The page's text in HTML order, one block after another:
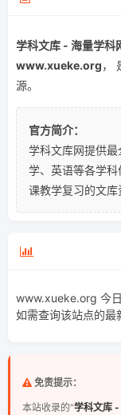
学科文库 - 海量学科
www.xueke.org，
源。
官方简介：
学科文库网提供
学、英语等各学
课教学复习的文库
www.xueke.org 今
如需查询该站点的最
免责提示：
本站收录的“学科文库